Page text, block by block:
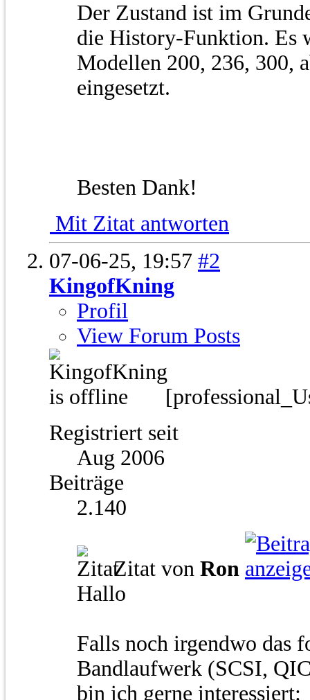
Der Zustand ist im
die History-Funktion. Es
Modellen 200, 236, 300,
eingesetzt.
Besten Dank!
Mit Zitat antworten
07-06-25, 19:57 #2
KingofKning
Profil
View Forum Posts
Registriert seit
Aug 2006
Beiträge
2.140
Zitat von Ron
Hallo
Falls noch irgendwo das
Bandlaufwerk (SCSI,
bin ich gerne interessiert: